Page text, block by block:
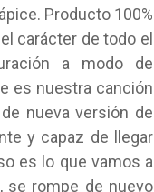
Producto 100%
carácter de todo el
a modo de
es nuestra canción
nueva versión de
y capaz de llegar
es lo que vamos a
se rompe de nuevo